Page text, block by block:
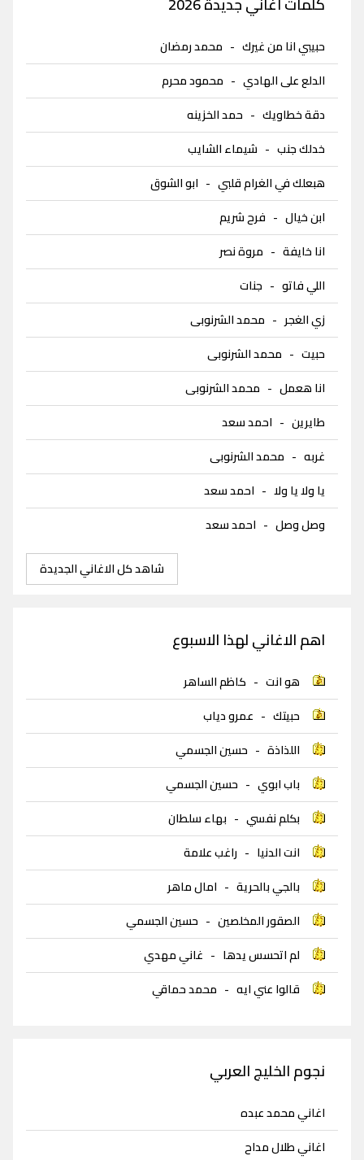
حبيبي انا من غيرك - محمد رمضان
الدلع على الهادي - محمود محرم
دقة خطاويك - حمد الخزينه
خدلك جنب - شيماء الشايب
هبعلك في الغرام قلبي - ابو الشوق
ابن خيال - فرح شريم
انا خايفة - مروة نصر
اللي فاتو - جنات
زي الغجر - محمد الشرنوبى
حبيت - محمد الشرنوبى
انا هعمل - محمد الشرنوبى
طايرين - احمد سعد
غربه - محمد الشرنوبى
يا ولا يا ولا - احمد سعد
وصل وصل - احمد سعد
شاهد كل الاغاني الجديدة
اهم الاغاني لهذا الاسبوع
هو انت - كاظم الساهر
حبيتك - عمرو دياب
اللذاذة - حسين الجسمي
باب ابوي - حسين الجسمي
بكلم نفسي - بهاء سلطان
انت الدنيا - راغب علامة
بالجي بالحرية - امال ماهر
الصقور المخلصين - حسين الجسمي
لم اتحسس يدها - غاني مهدي
قالوا عني ايه - محمد حماقي
نجوم الخليج العربي
اغاني محمد عبده
اغاني طلال مداح